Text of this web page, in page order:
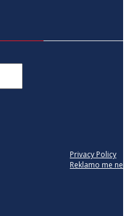
Privacy Policy
Reklamo me ne